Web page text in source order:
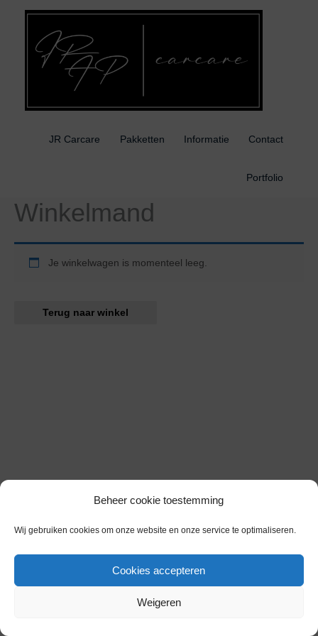
Beheer cookie toestemming
Wij gebruiken cookies om onze website en onze service te optimaliseren.
Cookies accepteren
Weigeren
JR Carcare Pakketten Informatie Contact
Portfolio
Winkelmand
Je winkelwagen is momenteel leeg.
Terug naar winkel